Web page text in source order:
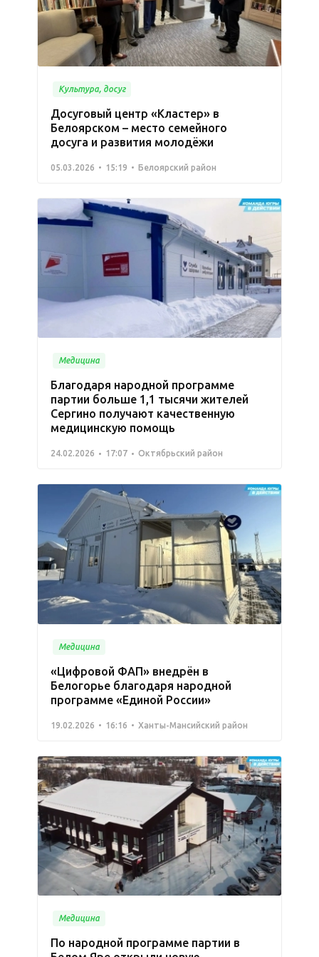
Культура, досуг
Досуговый центр «Кластер» в
Белоярском – место семейного
досуга и развития молодёжи
05.03.2026 15:19 Белоярский район
Медицина
Благодаря народной программе
партии больше 1,1 тысячи жителей
Сергино получают качественную
медицинскую помощь
24.02.2026 17:07 Октябрьский район
Медицина
«Цифровой ФАП» внедрён в
Белогорье благодаря народной
программе «Единой России»
19.02.2026 16:16 Ханты-Мансийский район
Медицина
По народной программе партии в